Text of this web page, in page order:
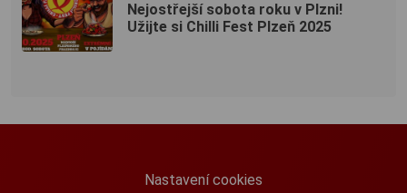
Nejostřejší sobota roku v Plzni!
Užijte si Chilli Fest Plzeň 2025
Nastavení cookies